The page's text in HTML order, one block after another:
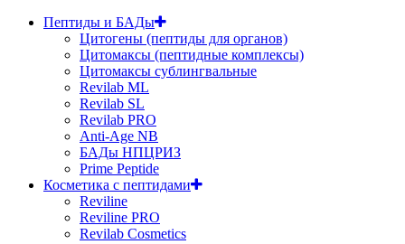
Пептиды и БАДы
Цитогены (пептиды для органов)
Цитомаксы (пептидные комплексы)
Цитомаксы сублингвальные
Revilab ML
Revilab SL
Revilab PRO
Anti-Age NB
БАДы НПЦРИЗ
Prime Peptide
Косметика с пептидами
Reviline
Reviline PRO
Revilab Cosmetics